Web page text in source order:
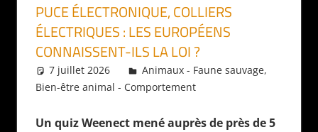
PUCE ÉLECTRONIQUE, COLLIERS
ÉLECTRIQUES : LES EUROPÉENS
CONNAISSENT-ILS LA LOI ?
7 juillet 2026 Daniel
Animaux - Faune sauvage,
Bien-être animal - Comportement
Un quiz Weenect mené auprès de près de 5